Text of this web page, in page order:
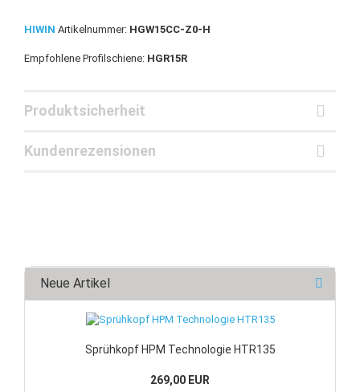
HIWIN Artikelnummer: HGW15CC-Z0-H
Empfohlene Profilschiene: HGR15R
Produktsicherheit
Kundenrezensionen
Neue Artikel
Sprühkopf HPM Technologie HTR135
269,00 EUR